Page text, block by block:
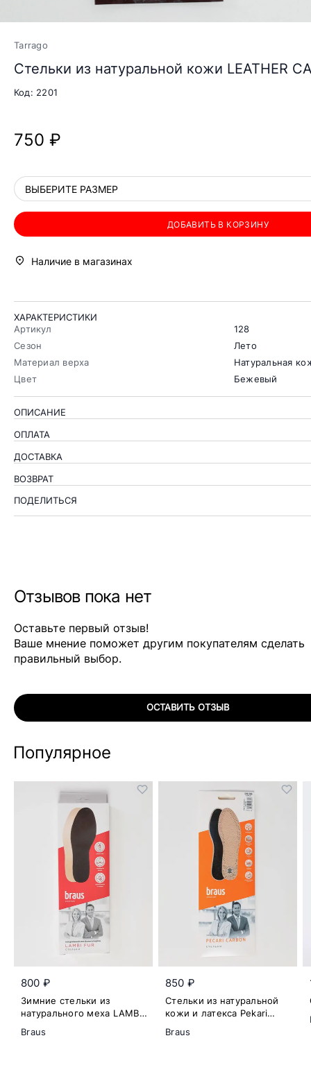
Tarrago
Стельки из натуральной кожи LEATHER
Код: 2201
750 ₽
ВЫБЕРИТЕ РАЗМЕР
ДОБАВИТЬ В КОРЗИНУ
Наличие в магазинах
ХАРАКТЕРИСТИКИ
Артикул
128
Сезон
Лето
Материал верха
Натуральная
Цвет
Бежевый
ОПИСАНИЕ
ОПЛАТА
ДОСТАВКА
ВОЗВРАТ
ПОДЕЛИТЬСЯ
Отзывов пока нет
Оставьте первый отзыв!
Ваше мнение поможет другим покупателям сделать
правильный выбор.
ОСТАВИТЬ ОТЗЫВ
Популярное
800 ₽
Зимние стельки из
натурального меха LAMBY
Braus
850 ₽
Стельки из натуральной
кожи и латекса Pekari
Braus